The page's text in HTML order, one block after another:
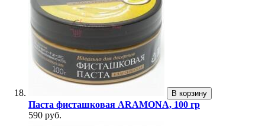
В корзину
Паста фисташковая ARAMONA, 100 гр
590 руб.